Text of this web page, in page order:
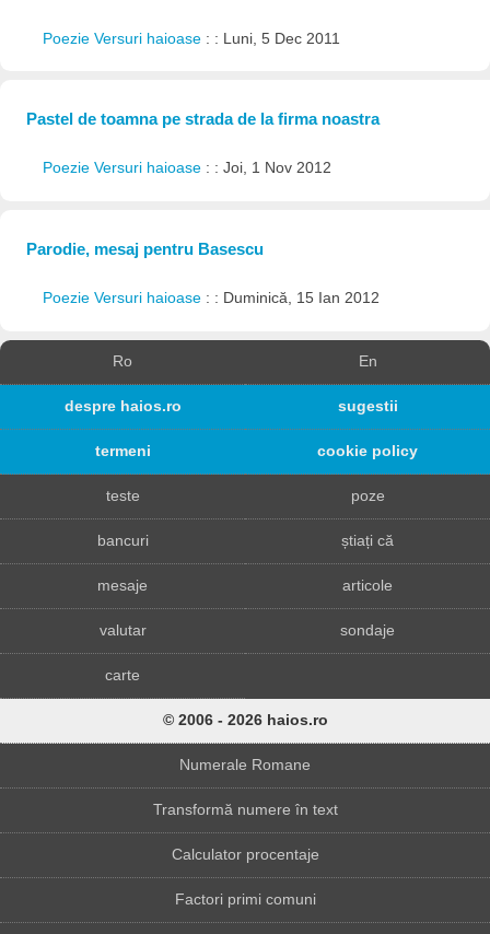
Poezie Versuri haioase : : Luni, 5 Dec 2011
Pastel de toamna pe strada de la firma noastra
Poezie Versuri haioase : : Joi, 1 Nov 2012
Parodie, mesaj pentru Basescu
Poezie Versuri haioase : : Duminică, 15 Ian 2012
Ro En
despre haios.ro sugestii
termeni cookie policy
teste poze
bancuri știați că
mesaje articole
valutar sondaje
carte
© 2006 - 2026 haios.ro
Numerale Romane
Transformă numere în text
Calculator procentaje
Factori primi comuni